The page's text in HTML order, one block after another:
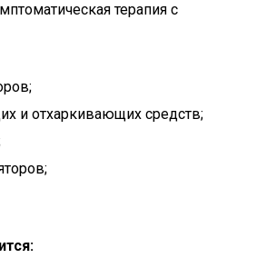
терапия с
и отхаркивающих средств;